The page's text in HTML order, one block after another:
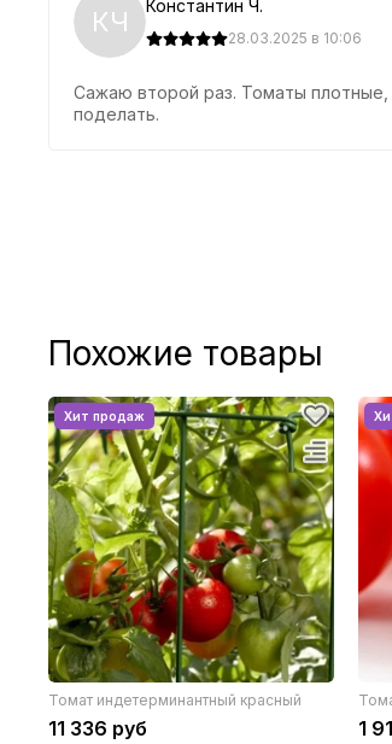
КЧ Константин Ч.
28.03.2025 в 10:06
Сажаю второй раз. Томаты
поделать.
Похожие товары
Томат индетерминантный красный
11 336 руб 1